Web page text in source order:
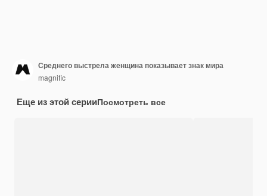
Среднего выстрела женщина показывает знак мира
magnific
Еще из этой серииПосмотреть все